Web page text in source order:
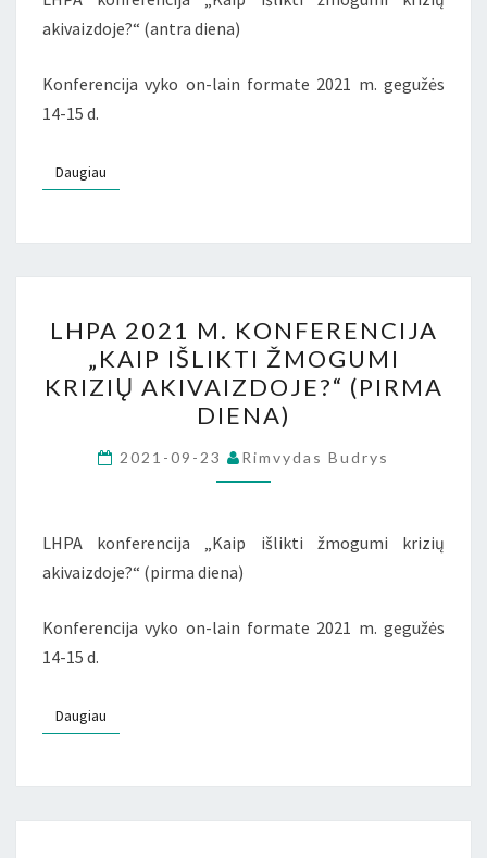
akivaizdoje?“ (antra diena)
Konferencija vyko on-lain formate 2021 m. gegužės
14-15 d.
Daugiau
2021
M.
KONFERENCIJA
„KAIP
IŠLIKTI
ŽMOGUMI
AKIVAIZDOJE?“
LHPA 2021 M. KONFERENCIJA
„KAIP IŠLIKTI ŽMOGUMI
KRIZIŲ AKIVAIZDOJE?“ (PIRMA
DIENA)
2021-09-23 Rimvydas Budrys
LHPA konferencija „Kaip išlikti žmogumi krizių
akivaizdoje?“ (pirma diena)
Konferencija vyko on-lain formate 2021 m. gegužės
14-15 d.
Daugiau